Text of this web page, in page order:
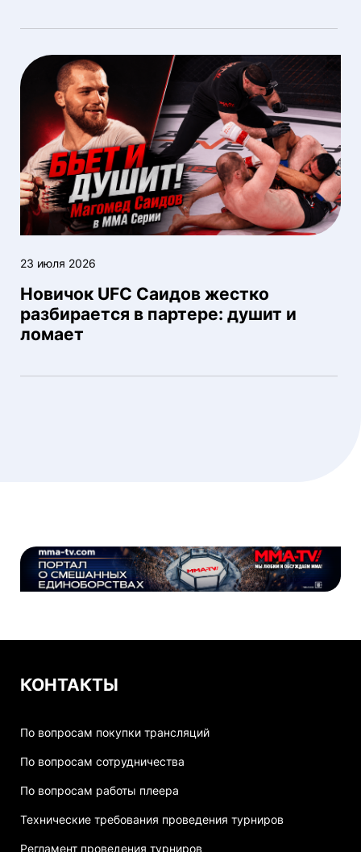
23 июля 2026
Новичок UFC Саидов жестко
разбирается в партере: душит и
ломает
КОНТАКТЫ
По вопросам покупки трансляций
По вопросам сотрудничества
По вопросам работы плеера
Технические требования проведения турниров
Регламент проведения турниров